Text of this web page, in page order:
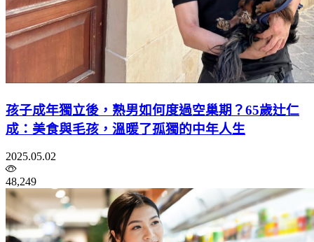
孩子成年獨立後，熟男如何度過空巢期？65歲辻仁
成：美食與毛孩，溫暖了孤獨的中年人生
2025.05.02
48,249